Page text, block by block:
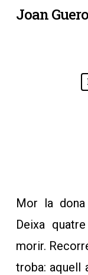
SkipJoan
Mor la
Deixa
morir.
troba: aquell